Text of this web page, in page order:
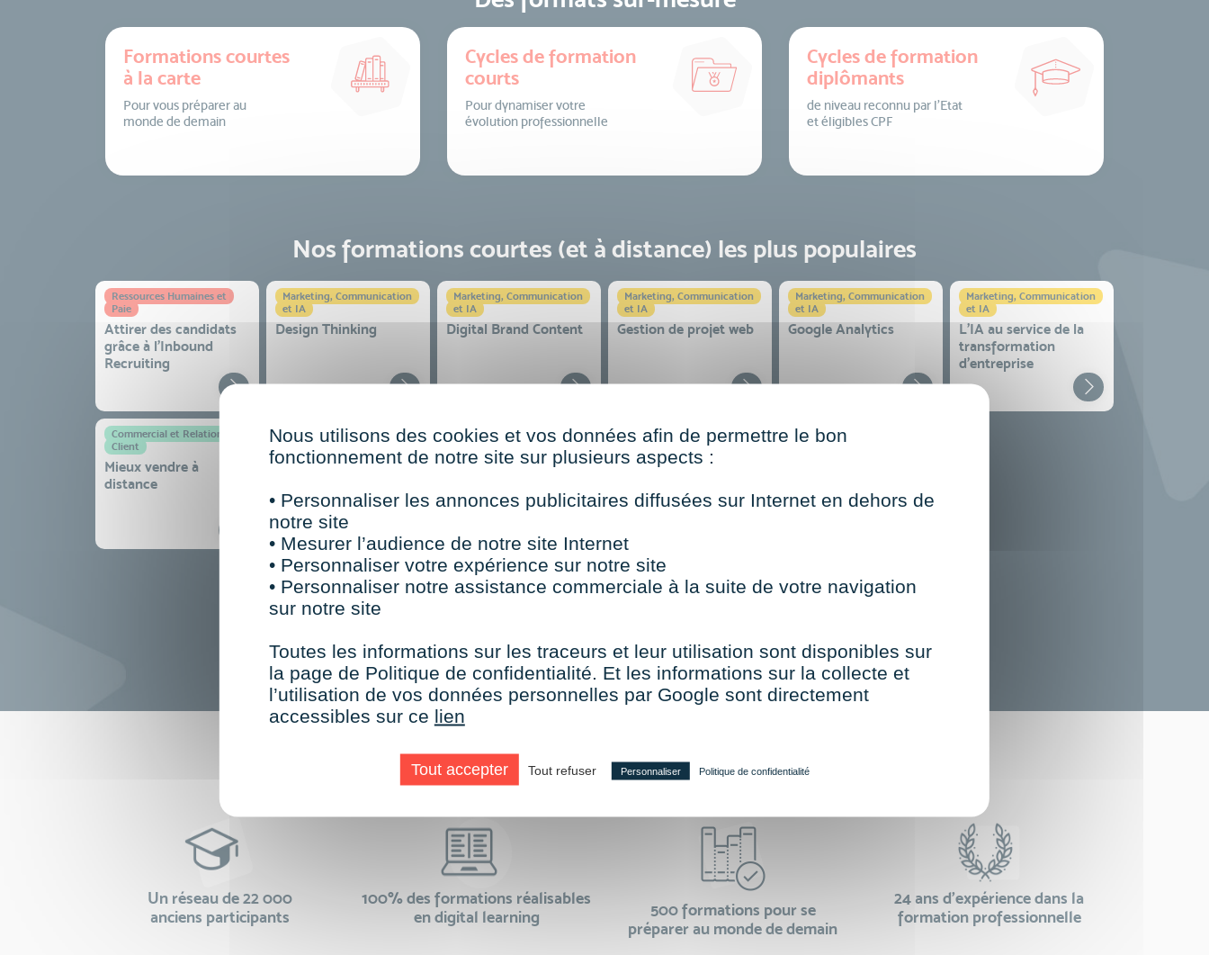
Formations courtes
à la carte
Pour vous préparer au
monde de demain
Cycles de formation
courts
Pour dynamiser votre
évolution professionnelle
Cycles de formation
diplômants
de niveau reconnu par l’Etat
et éligibles CPF
Nos formations courtes (et à distance) les plus populaires
Ressources Humaines et
Paie
Attirer des candidats
grâce à l’Inbound
Recruiting
Marketing, Communication
et IA
Design Thinking
Marketing, Communication
et IA
Digital Brand Content
Marketing, Communication
et IA
Gestion de projet web
Marketing, Communication
et IA
Google Analytics
Marketing, Communication
et IA
L'IA au service de la
transformation
d'entreprise
Commercial et Relation
Client
Mieux vendre à
distance
Extra Skills
Organiser son
gagner en efficacité et
sérénité
Management & Gestion
Stratégie d’entreprise
Extra Skills
Techniques
essentielles de la prise
Commercial et Relation
complexe
Faire le choix de VISIPLUS academy c’est
Un réseau de 22 000
anciens participants
100% des formations réalisables
en digital learning
500 formations pour se
préparer au monde de demain
24 ans d'expérience dans la
formation professionnelle
Nous utilisons des cookies et vos données afin de permettre le bon
fonctionnement de notre site sur plusieurs aspects :
• Personnaliser les annonces publicitaires diffusées sur Internet en dehors de
notre site
• Mesurer l’audience de notre site Internet
• Personnaliser votre expérience sur notre site
• Personnaliser notre assistance commerciale à la suite de votre navigation
sur notre site
Toutes les informations sur les traceurs et leur utilisation sont disponibles sur
la page de Politique de confidentialité. Et les informations sur la collecte et
l’utilisation de vos données personnelles par Google sont directement
accessibles sur ce lien
Tout accepter Tout refuser Personnaliser Politique de confidentialité